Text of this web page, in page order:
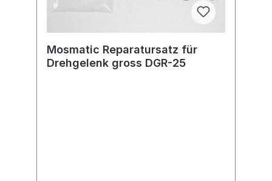
Mosmatic Reparatursatz für
Drehgelenk gross DGR-25